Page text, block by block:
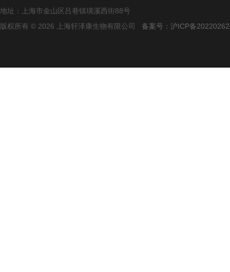
地址：上海市金山区吕巷镇璜溪西街88号
版权所有 © 2026 上海轩泽康生物有限公司 备案号：沪ICP备